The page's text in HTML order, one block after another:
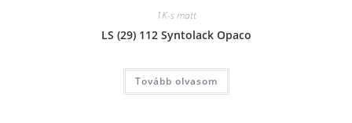
1K-s matt
LS (29) 112 Syntolack Opaco
Tovább olvasom